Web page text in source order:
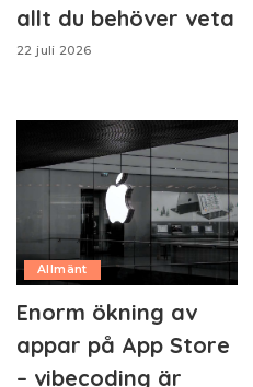
allt du behöver veta
22 juli 2026
Allmänt
Enorm ökning av
appar på App Store
– vibecoding är